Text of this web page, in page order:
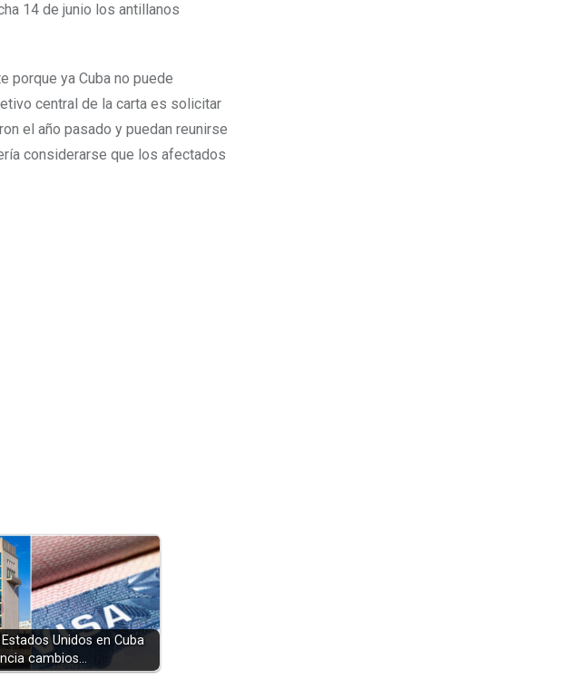
14 de junio los antillanos
porque ya Cuba no puede
central de la carta es solicitar
el año pasado y puedan reunirse
considerarse que los afectados
Unidos en Cuba
cambios…